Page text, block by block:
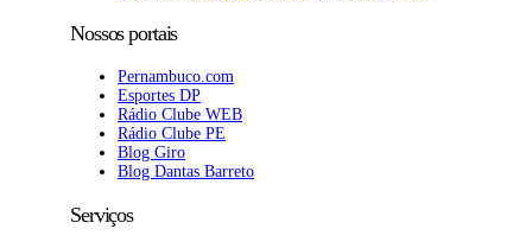
Nossos portais
Pernambuco.com
Esportes DP
Rádio Clube WEB
Rádio Clube PE
Blog Giro
Blog Dantas Barreto
Serviços